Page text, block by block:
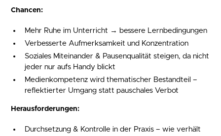
Chancen:
Mehr Ruhe im Unterricht → bessere Lernbedingungen
Verbesserte Aufmerksamkeit und Konzentration
Soziales Miteinander & Pausenqualität steigen, da nicht
jeder nur aufs Handy blickt
Medienkompetenz wird thematischer Bestandteil –
reflektierter Umgang statt pauschales Verbot
Herausforderungen:
Durchsetzung & Kontrolle in der Praxis – wie verhält